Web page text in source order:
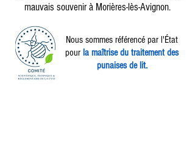
mauvais souvenir à Morières-lès-Avignon.
Nous sommes référencé par l'État
pour la maîtrise du traitement des
punaises de lit.